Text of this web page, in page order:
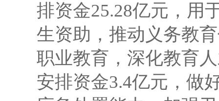
排资金25.28亿元，用
生资助，推动义务教
职业教育，深化教育
安排资金3.4亿元，做